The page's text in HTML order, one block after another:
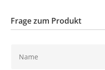
Frage zum Produkt